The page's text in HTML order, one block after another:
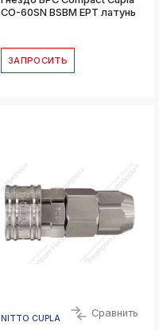
CO-60SN BSBM EPT латунь
ЗАПРОСИТЬ
NITTO CUPLA Сравнить